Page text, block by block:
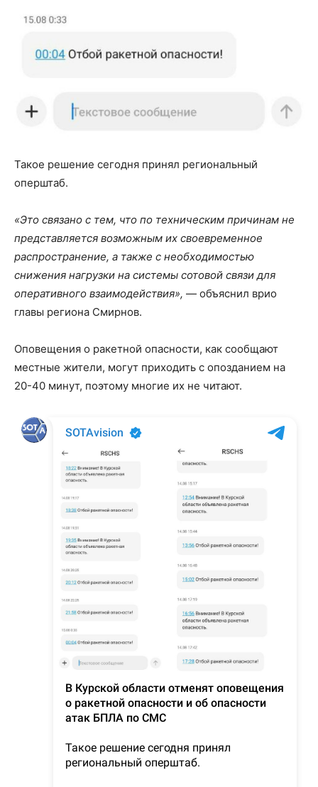
Такое решение сегодня принял региональный
оперштаб.
«Это связано с тем, что по техническим причинам не
представляется возможным их своевременное
распространение, а также с необходимостью
снижения нагрузки на системы сотовой связи для
оперативного взаимодействия», — объяснил врио
главы региона Смирнов.
Оповещения о ракетной опасности, как сообщают
местные жители, могут приходить с опозданием на
20-40 минут, поэтому многие их не читают.